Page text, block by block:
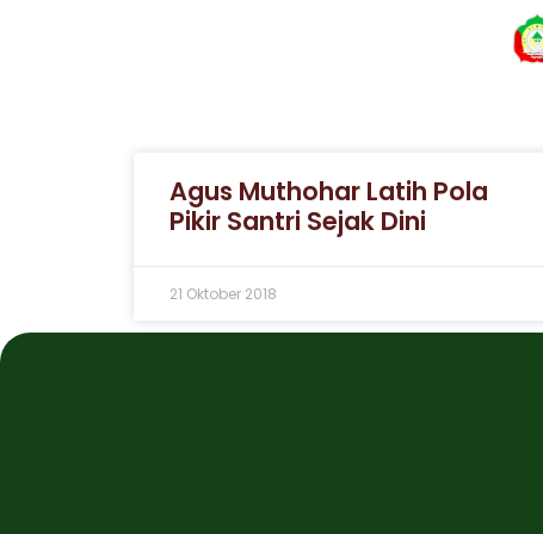
Agus Muthohar Latih Pola
Pikir Santri Sejak Dini
21 Oktober 2018